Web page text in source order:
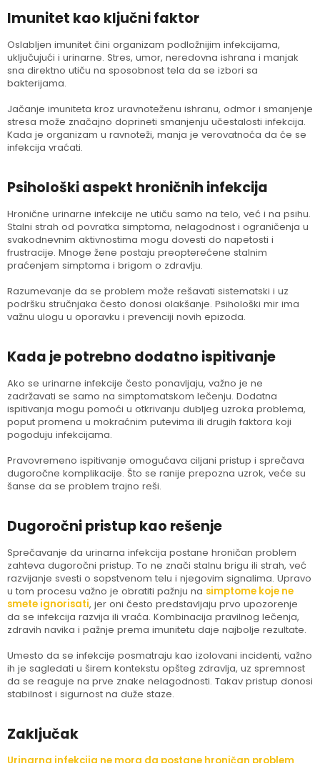
Imunitet kao ključni faktor
Oslabljen imunitet čini organizam podložnijim infekcijama,
uključujući i urinarne. Stres, umor, neredovna ishrana i manjak
sna direktno utiču na sposobnost tela da se izbori sa
bakterijama.
Jačanje imuniteta kroz uravnoteženu ishranu, odmor i smanjenje
stresa može značajno doprineti smanjenju učestalosti infekcija.
Kada je organizam u ravnoteži, manja je verovatnoća da će se
infekcija vraćati.
Psihološki aspekt hroničnih infekcija
Hronične urinarne infekcije ne utiču samo na telo, već i na psihu.
Stalni strah od povratka simptoma, nelagodnost i ograničenja u
svakodnevnim aktivnostima mogu dovesti do napetosti i
frustracije. Mnoge žene postaju preopterećene stalnim
praćenjem simptoma i brigom o zdravlju.
Razumevanje da se problem može rešavati sistematski i uz
podršku stručnjaka često donosi olakšanje. Psihološki mir ima
važnu ulogu u oporavku i prevenciji novih epizoda.
Kada je potrebno dodatno ispitivanje
Ako se urinarne infekcije često ponavljaju, važno je ne
zadržavati se samo na simptomatskom lečenju. Dodatna
ispitivanja mogu pomoći u otkrivanju dubljeg uzroka problema,
poput promena u mokraćnim putevima ili drugih faktora koji
pogoduju infekcijama.
Pravovremeno ispitivanje omogućava ciljani pristup i sprečava
dugoročne komplikacije. Što se ranije prepozna uzrok, veće su
šanse da se problem trajno reši.
Dugoročni pristup kao rešenje
Sprečavanje da urinarna infekcija postane hroničan problem
zahteva dugoročni pristup. To ne znači stalnu brigu ili strah, već
razvijanje svesti o sopstvenom telu i njegovim signalima. Upravo
u tom procesu važno je obratiti pažnju na simptome koje ne
smete ignorisati, jer oni često predstavljaju prvo upozorenje
da se infekcija razvija ili vraća. Kombinacija pravilnog lečenja,
zdravih navika i pažnje prema imunitetu daje najbolje rezultate.
Umesto da se infekcije posmatraju kao izolovani incidenti, važno
ih je sagledati u širem kontekstu opšteg zdravlja, uz spremnost
da se reaguje na prve znake nelagodnosti. Takav pristup donosi
stabilnost i sigurnost na duže staze.
Zaključak